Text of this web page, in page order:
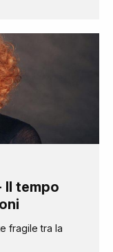
Il tempo
fragile tra la